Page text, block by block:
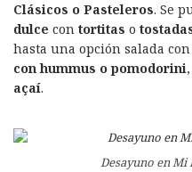
Clásicos o Pasteleros. Se
dulce con tortitas o
hasta una opción salada
con hummus o pomodorini,
açaí.
Desayuno en